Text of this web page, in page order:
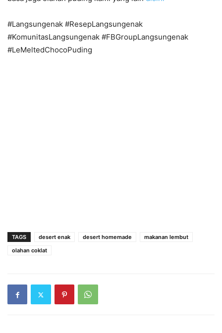
#Langsungenak #ResepLangsungenak
#KomunitasLangsungenak #FBGroupLangsungenak
#LeMeltedChocoPuding
TAGS desert enak desert homemade
makanan lembut
olahan coklat